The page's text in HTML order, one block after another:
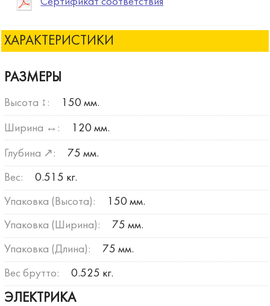
ХАРАКТЕРИСТИКИ
РАЗМЕРЫ
Высота ↕: 150 мм.
Ширина ↔: 120 мм.
Глубина ↗: 75 мм.
Вес: 0.515 кг.
Упаковка (Высота): 150 мм.
Упаковка (Ширина): 75 мм.
Упаковка (Длина): 75 мм.
Вес брутто: 0.525 кг.
ЭЛЕКТРИКА